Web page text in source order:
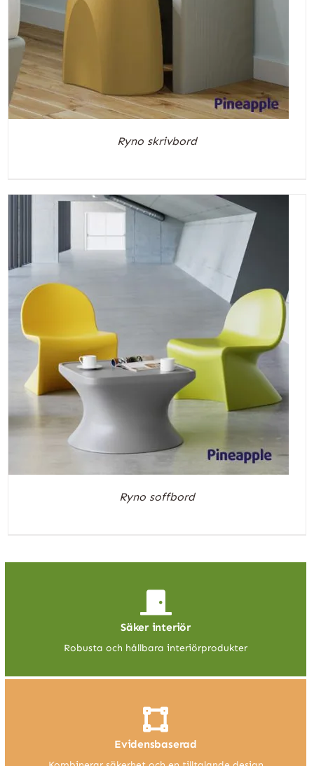
Ryno skrivbord
Ryno soffbord
Säker interiör
Robusta och hållbara interiörprodukter
Evidensbaserad